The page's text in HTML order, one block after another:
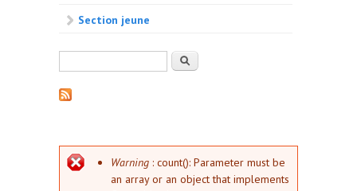
Section jeune
Formulaire de rechercheRechercher
Message d'erreur
Warning : count(): Parameter must be
an array or an object that implements